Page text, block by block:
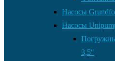
Насосы
Насосы
3,5″